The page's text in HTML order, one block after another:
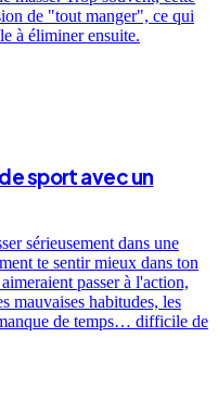
de "tout manger", ce qui
à éliminer ensuite.
sport avec un
sérieusement dans une
te sentir mieux dans ton
passer à l'action,
mauvaises habitudes, les
de temps… difficile de